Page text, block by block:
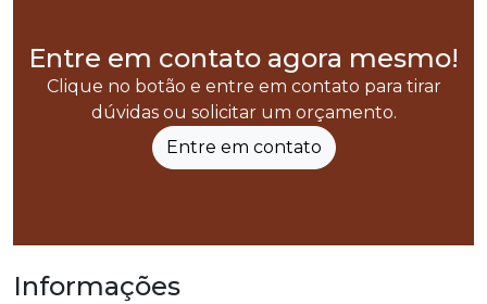
Entre em contato agora mesmo!
Clique no botão e entre em contato para tirar
dúvidas ou solicitar um orçamento.
Entre em contato
Informações